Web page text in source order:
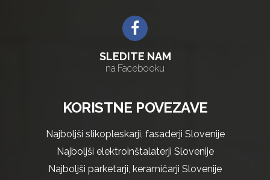
SLEDITE NAM
na Facebooku
KORISTNE POVEZAVE
Najboljši slikopleskarji, fasaderji Slovenije
Najboljši elektroinštalaterji Slovenije
Najboljši parketarji, keramičarji Slovenije